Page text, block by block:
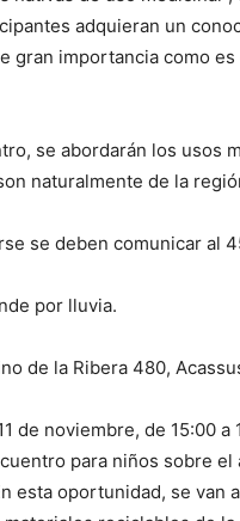
adquieran un
gran importancia como
se abordarán los usos
naturalmente de la
se deben comunicar al
por lluvia.
de la Ribera 480,
de noviembre, de 15:00 a
para niños sobre el
esta oportunidad, se van